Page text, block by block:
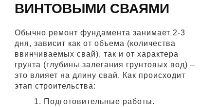
ВИНТОВЫМИ СВАЯМИ
Обычно ремонт фундамента занимает 2-3
дня, зависит как от объема (количества
ввинчиваемых свай), так и от характера
грунта (глубины залегания грунтовых вод) –
это влияет на длину свай. Как происходит
этап строительства:
Подготовительные работы.